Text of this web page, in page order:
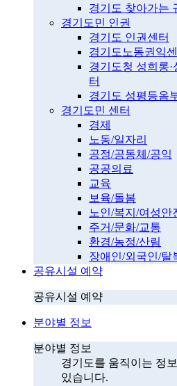
경기도 찾아가는
경기도민 인권
경기도 인권센터
경기도노동권익
경기도청 성희롱·
터
경기도 성평등옴
경기도민 센터
경제
노동/일자리
공정/공동체/공익
공공의료
교육
보육/돌봄
노인/복지/여성안
주거/문화/교통
환경/농정/산림
장애인/외국인/탈
공유시설 예약
공유시설 예약
분야별 정보
분야별 정보
경기도를 움직이는 정
있습니다.